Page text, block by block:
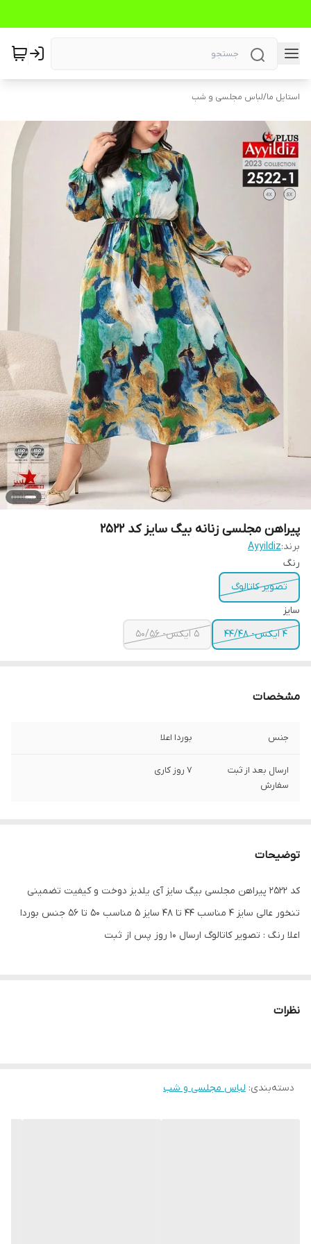
استایل ما/لباس مجلسی و شب
پیراهن مجلسی زنانه بیگ سایز کد 2522
برند:Ayyildiz
رنگ
تصویر کاتالوگ
سایز
4 ایکس- 44/48
5 ایکس- 50/56
مشخصات
جنس بوردا اعلا
ارسال بعد از ثبت
سفارش
7 روز کاری
توضیحات
کد 2522 پیراهن مجلسی بیگ سایز آی یلدیز دوخت و کیفیت تضمینی
تنخور عالی سایز 4 مناسب 44 تا 48 سایز 5 مناسب 50 تا 56 جنس بوردا
اعلا رنگ : تصویر کاتالوگ ارسال 10 روز پس از ثبت
نظرات
دسته‌بندی: لباس مجلسی و شب